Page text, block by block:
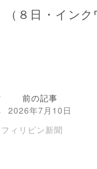
８日・インク
前の記事
2026年7月10日
フィリピン新聞